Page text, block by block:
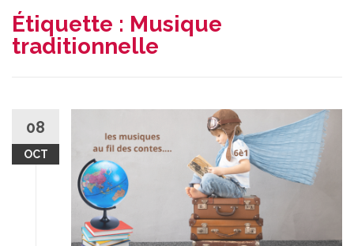
Étiquette : Musique
traditionnelle
08
OCT